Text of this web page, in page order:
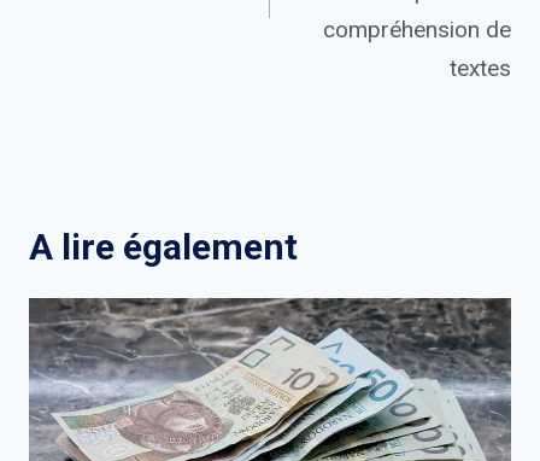
compréhension de
textes
A lire également